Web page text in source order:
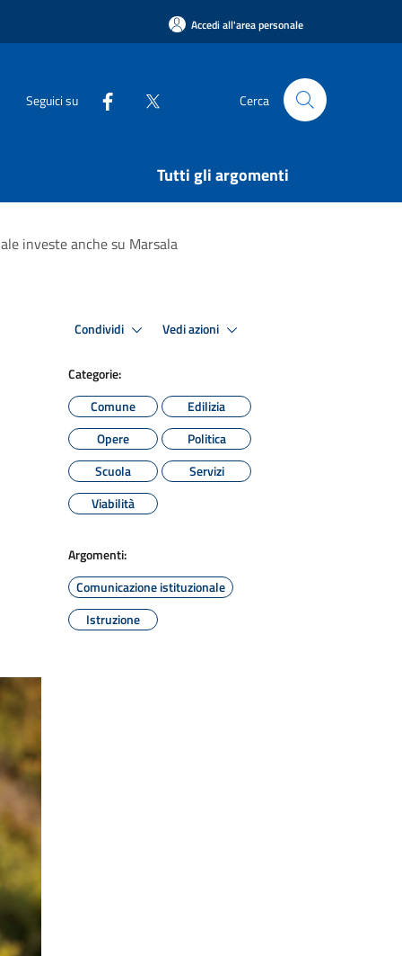
Accedi all'area personale
Seguici su Cerca
Tutti gli argomenti
investe anche su Marsala
Condividi Vedi azioni
Categorie:
Comune
Edilizia
Opere
Politica
Scuola
Servizi
Viabilità
Argomenti:
Comunicazione istituzionale
Istruzione